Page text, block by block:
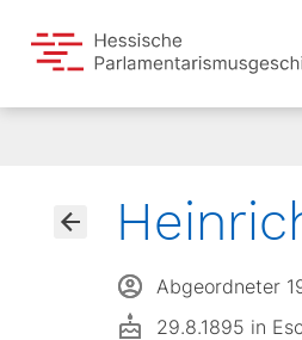
Abgeordneter
29.8.1895 in